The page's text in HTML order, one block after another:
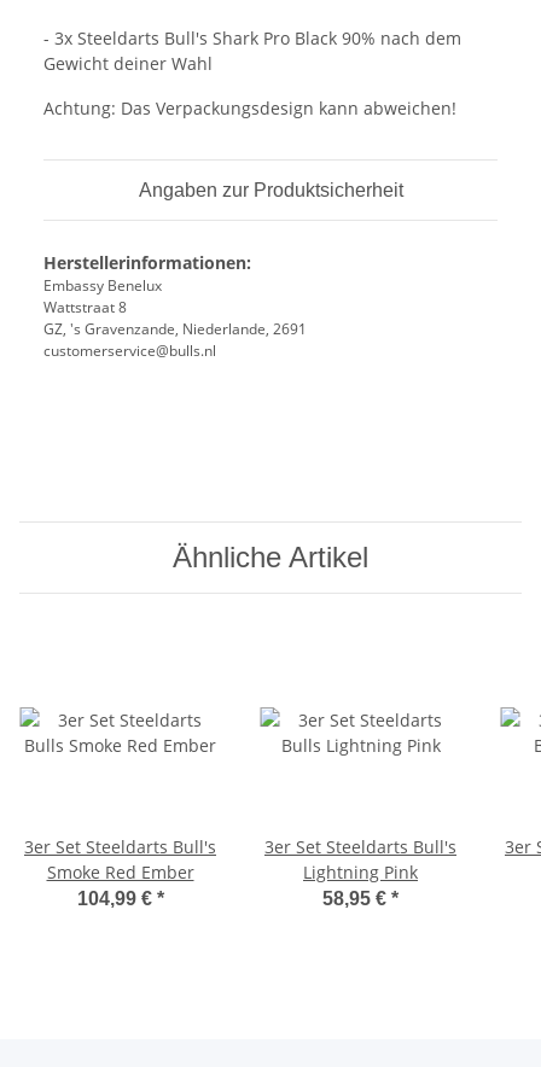
- 3x Steeldarts Bull's Shark Pro Black 90% nach dem
Gewicht deiner Wahl
Achtung: Das Verpackungsdesign kann abweichen!
Angaben zur Produktsicherheit
Herstellerinformationen:
Embassy Benelux
Wattstraat 8
GZ, 's Gravenzande, Niederlande, 2691
customerservice@bulls.nl
Ähnliche Artikel
3er Set Steeldarts Bull's
Smoke Red Ember
104,99 € *
3er Set Steeldarts Bull's
Lightning Pink
58,95 € *
3er